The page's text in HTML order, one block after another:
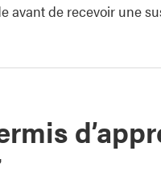
avant de recevoir une